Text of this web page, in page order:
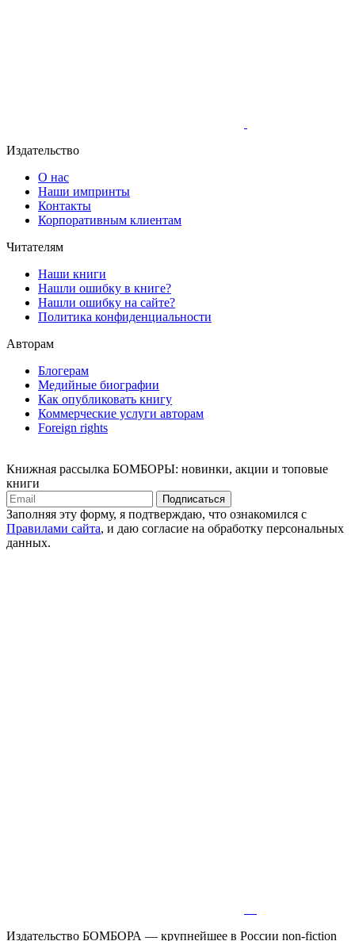
Издательство
О нас
Наши импринты
Контакты
Корпоративным клиентам
Читателям
Наши книги
Нашли ошибку в книге?
Нашли ошибку на сайте?
Политика конфиденциальности
Авторам
Блогерам
Медийные биографии
Как опубликовать книгу
Коммерческие услуги авторам
Foreign rights
Книжная рассылка БОМБОРЫ: новинки, акции и топовые
книги
Подписаться
Заполняя эту форму, я подтверждаю, что ознакомился с
Правилами сайта, и даю согласие на обработку персональных
данных.
Издательство БОМБОРА — крупнейшее в России non-fiction